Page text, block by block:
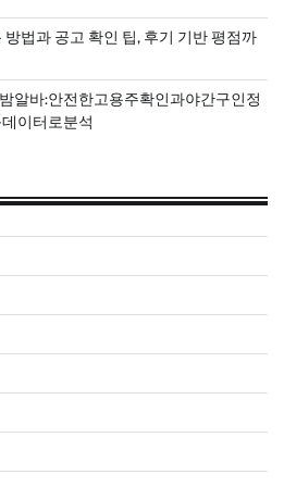
방법과 공고 확인 팁, 후기 기반 평점까
알바:안전한고용주확인과야간구인정
이터로분석